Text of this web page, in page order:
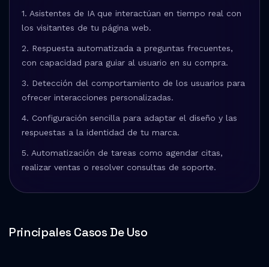
1. Asistentes de IA que interactúan en tiempo real con
los visitantes de tu página web.
2. Respuesta automatizada a preguntas frecuentes,
con capacidad para guiar al usuario en su compra.
3. Detección del comportamiento de los usuarios para
ofrecer interacciones personalizadas.
4. Configuración sencilla para adaptar el diseño y las
respuestas a la identidad de tu marca.
5. Automatización de tareas como agendar citas,
realizar ventas o resolver consultas de soporte.
Principales Casos De Uso